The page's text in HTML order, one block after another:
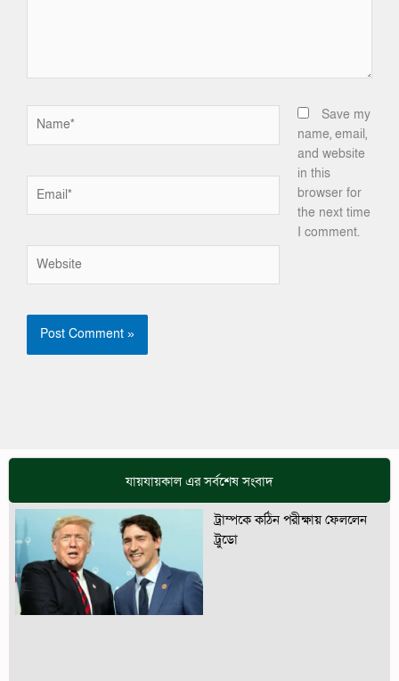
Save my
name, email,
and website
in this
browser for
the next time
I comment.
যায়যায়কাল এর সর্বশেষ সংবাদ
ট্রাম্পকে কঠিন পরীক্ষায় ফেললেন
ট্রুডো